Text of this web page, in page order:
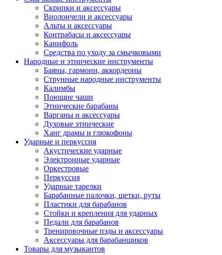
Скрипки и аксессуары
Виолончели и аксессуары
Альты и аксессуары
Контрабасы и аксессуары
Канифоль
Средства по уходу за смычковыми
Народные и этнические инструменты
Баяны, гармони, аккордеоны
Струнные народные инструменты
Калимбы
Поющие чаши
Этнические барабаны
Варганы и аксессуары
Духовые этнические
Ханг драмы и глюкофоны
Ударные и перкуссия
Акустические ударные
Электронные ударные
Оркестровые
Перкуссия
Ударные тарелки
Барабанные палочки, щетки, руты
Пластики для барабанов
Стойки и крепления для ударных
Педали для барабанов
Тренировочные пэды и аксессуары
Аксессуары для барабанщиков
Товары для музыкантов